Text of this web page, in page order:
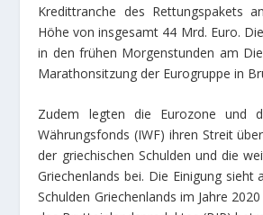
Kredittranche des Rettungspakets
Höhe von insgesamt 44 Mrd. Euro.
in den frühen Morgenstunden am
Marathonsitzung der Eurogruppe in
Zudem legten die Eurozone und
Währungsfonds (IWF) ihren Streit
der griechischen Schulden und die
Griechenlands bei. Die Einigung sieht
Schulden Griechenlands im Jahre